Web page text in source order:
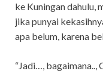
ke Kuningan dahulu,
jika punyai
apa belum, karena
“Jadi…, bagaimana..,